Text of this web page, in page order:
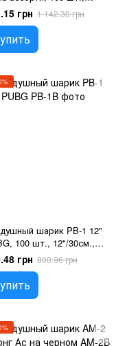
Ассорти пастель,
ас
грн 1 142.30 грн
шарик PB-1 12"
100 шт., 12"/30см.,
пастель, Игры
грн 800.96 грн